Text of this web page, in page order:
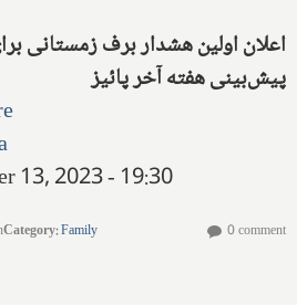
اعلان اولین هشدار برف زمستانی
پیش‌بینی هفته آخر پائیز
13, 2023 - 19:30
Category:Family 0 comment